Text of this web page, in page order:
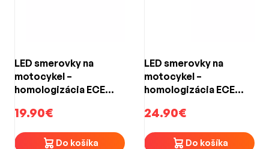
LED smerovky na
motocykel –
homologizácia ECE
M10, 1 pár
19.90€
Do košíka
LED smerovky na
motocykel –
homologizácia ECE
M10, 1 pár
24.90€
Do košíka